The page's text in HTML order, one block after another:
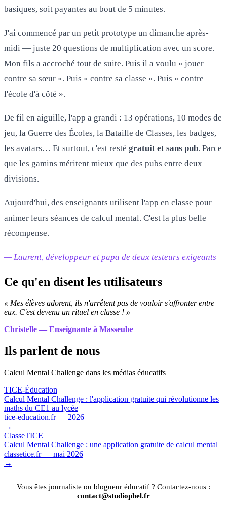
basiques, soit payantes au bout de 5 minutes.
J'ai commencé par un petit prototype un dimanche après-
midi — juste 20 questions de multiplication avec un score.
Mon fils a accroché tout de suite. Puis il a voulu « jouer
contre sa sœur ». Puis « contre sa classe ». Puis « contre
l'école d'à côté ».
De fil en aiguille, l'app a grandi : 13 opérations, 10 modes de
jeu, la Guerre des Écoles, la Bataille de Classes, les badges,
les avatars… Et surtout, c'est resté gratuit et sans pub. Parce
que les gamins méritent mieux que des pubs entre deux
divisions.
Aujourd'hui, des enseignants utilisent l'app en classe pour
animer leurs séances de calcul mental. C'est la plus belle
récompense.
— Laurent, développeur et papa de deux testeurs exigeants
Ce qu'en disent les utilisateurs
« Mes élèves adorent, ils n'arrêtent pas de vouloir s'affronter entre
eux. C'est devenu un rituel en classe ! »
Christelle — Enseignante à Masseube
Ils parlent de nous
Calcul Mental Challenge dans les médias éducatifs
TICE-Éducation
Calcul Mental Challenge : l'application gratuite qui révolutionne les
maths du CE1 au lycée
tice-education.fr — 2026
→
ClasseTICE
Calcul Mental Challenge : une application gratuite de calcul mental
classetice.fr — mai 2026
→
Vous êtes journaliste ou blogueur éducatif ? Contactez-nous :
contact@studiophel.fr